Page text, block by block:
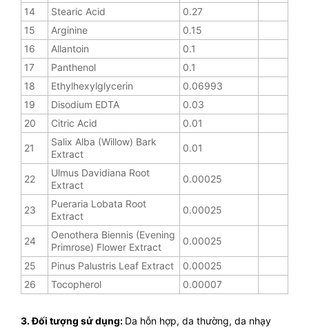
14
Stearic Acid
0.27
15
Arginine
0.15
16
Allantoin
0.1
17
Panthenol
0.1
18
Ethylhexylglycerin
0.06993
19
Disodium EDTA
0.03
20
Citric Acid 0.01
21
Salix Alba (Willow) Bark
Extract
0.01
22
Ulmus Davidiana Root
Extract
0.00025
23
Pueraria Lobata Root
Extract
0.00025
24
Oenothera Biennis (Evening
Primrose) Flower Extract
0.00025
25 Pinus Palustris Leaf Extract
0.00025
26
Tocopherol 0.00007
3. Đối tượng sử dụng: Da hỗn hợp, da thường, da nhạy